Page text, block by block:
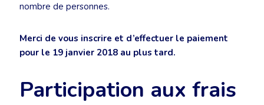
nombre de personnes.
Merci de vous inscrire et d’effectuer le paiement
pour le 19 janvier 2018 au plus tard.
Participation aux frais